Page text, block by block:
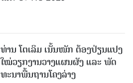
ທ່ານ ໂຕ​ເລິມ ເນັ້ນໜັກ ຕ້ອງ​ປ່ຽນ​ແປງ​
ໃໝ່​ວຽກ​ງານ​ວາງ​ແຜນ​ຜັງ ແລະ ​ພັດ​
ທະ​ນາ​ພື້ນ​ຖານ​ໂຄງ​ລ່າງ